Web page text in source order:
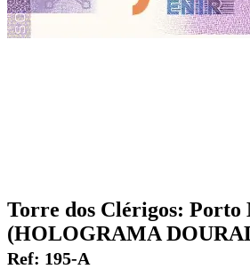
Torre dos Clérigos: Porto
(HOLOGRAMA
Ref: 195-A